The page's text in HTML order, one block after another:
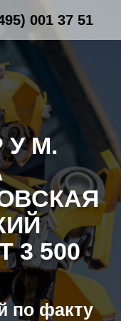
001 37 51
У М.
3 500
по факту